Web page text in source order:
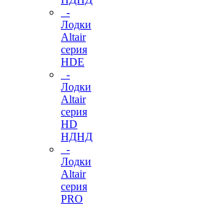
-
Лодки
Altair
серия
HDE
-
Лодки
Altair
серия
HD
НДНД
-
Лодки
Altair
серия
PRO